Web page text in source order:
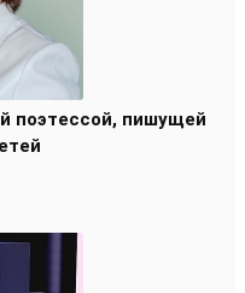
поэтессой, пишущей